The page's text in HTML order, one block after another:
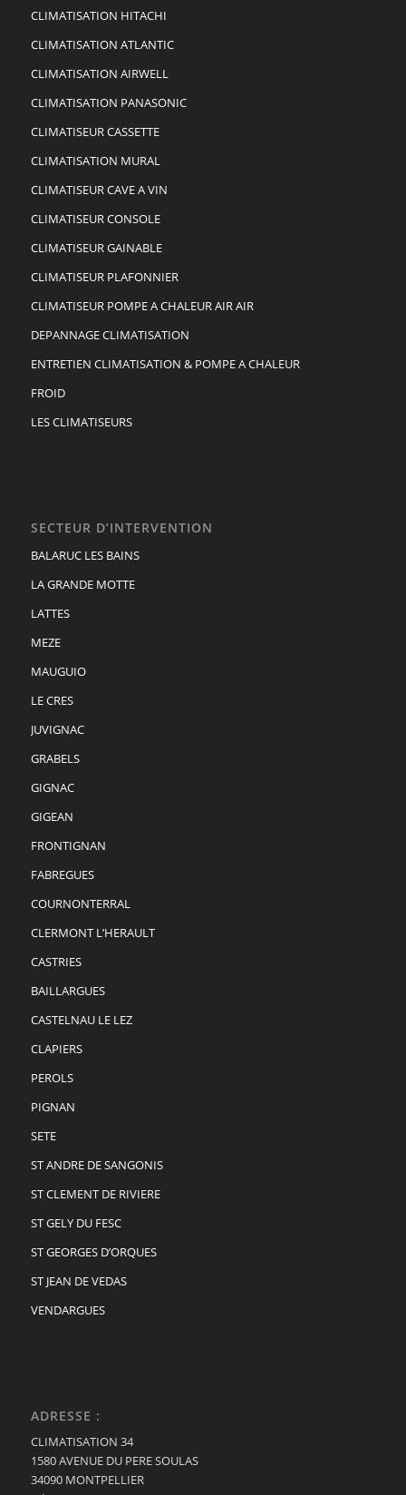
CLIMATISATION HITACHI
CLIMATISATION ATLANTIC
CLIMATISATION AIRWELL
CLIMATISATION PANASONIC
CLIMATISEUR CASSETTE
CLIMATISATION MURAL
CLIMATISEUR CAVE A VIN
CLIMATISEUR CONSOLE
CLIMATISEUR GAINABLE
CLIMATISEUR PLAFONNIER
CLIMATISEUR POMPE A CHALEUR AIR AIR
DEPANNAGE CLIMATISATION
ENTRETIEN CLIMATISATION & POMPE A CHALEUR
FROID
LES CLIMATISEURS
SECTEUR D’INTERVENTION
BALARUC LES BAINS
LA GRANDE MOTTE
LATTES
MEZE
MAUGUIO
LE CRES
JUVIGNAC
GRABELS
GIGNAC
GIGEAN
FRONTIGNAN
FABREGUES
COURNONTERRAL
CLERMONT L’HERAULT
CASTRIES
BAILLARGUES
CASTELNAU LE LEZ
CLAPIERS
PEROLS
PIGNAN
SETE
ST ANDRE DE SANGONIS
ST CLEMENT DE RIVIERE
ST GELY DU FESC
ST GEORGES D’ORQUES
ST JEAN DE VEDAS
VENDARGUES
ADRESSE :
CLIMATISATION 34
1580 AVENUE DU PERE SOULAS
34090 MONTPELLIER